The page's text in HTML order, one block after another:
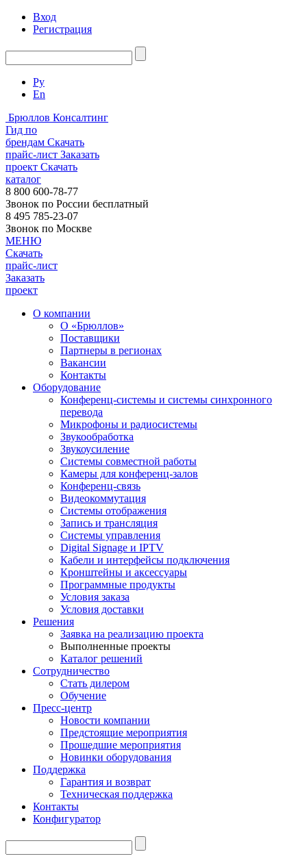
Вход
Регистрация
Ру
En
Брюллов Консалтинг
Гид по
брендам Скачать
прайс-лист Заказать
проект Скачать
каталог
8 800 600-78-77
Звонок по России бесплатный
8 495 785-23-07
Звонок по Москве
МЕНЮ
Скачать
прайс-лист
Заказать
проект
О компании
О «Брюллов»
Поставщики
Партнеры в регионах
Вакансии
Контакты
Оборудование
Конференц-системы и системы синхронного
перевода
Микрофоны и радиосистемы
Звукообработка
Звукоусиление
Системы совместной работы
Камеры для конференц-залов
Конференц-связь
Видеокоммутация
Системы отображения
Запись и трансляция
Системы управления
Digital Signage и IPTV
Кабели и интерфейсы подключения
Кронштейны и аксессуары
Программные продукты
Условия заказа
Условия доставки
Решения
Заявка на реализацию проекта
Выполненные проекты
Каталог решений
Сотрудничество
Стать дилером
Обучение
Пресс-центр
Новости компании
Предстоящие мероприятия
Прошедшие мероприятия
Новинки оборудования
Поддержка
Гарантия и возврат
Техническая поддержка
Контакты
Конфигуратор